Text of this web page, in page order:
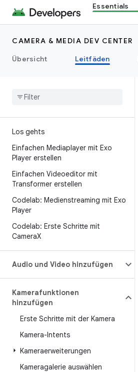
Essentials
CAMERA & MEDIA DEV CENTER
Übersicht
Leitfäden
Los gehts
Einfachen Mediaplayer mit Exo
Player erstellen
Einfachen Videoeditor mit
Transformer erstellen
Codelab: Medienstreaming mit Exo
Player
Codelab: Erste Schritte mit
CameraX
Audio und Video hinzufügen
Kamerafunktionen
hinzufügen
Erste Schritte mit der Kamera
Kamera-Intents
Kameraerweiterungen
Kameragalerie auswählen